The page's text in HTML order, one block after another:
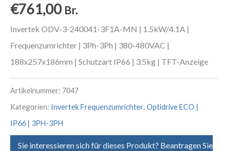
€761,00 Br.
Invertek ODV-3-240041-3F1A-MN | 1.5kW/4.1A |
Frequenzumrichter | 3Ph-3Ph | 380-480VAC |
188x257x186mm | Schutzart IP66 | 3.5kg | TFT-Anzeige
Artikelnummer: 7047
Kategorien: Invertek Frequenzumrichter, Optidrive ECO |
IP66 | 3PH-3PH
Sie interessieren sich für dieses Produkt? Beantragen Sie